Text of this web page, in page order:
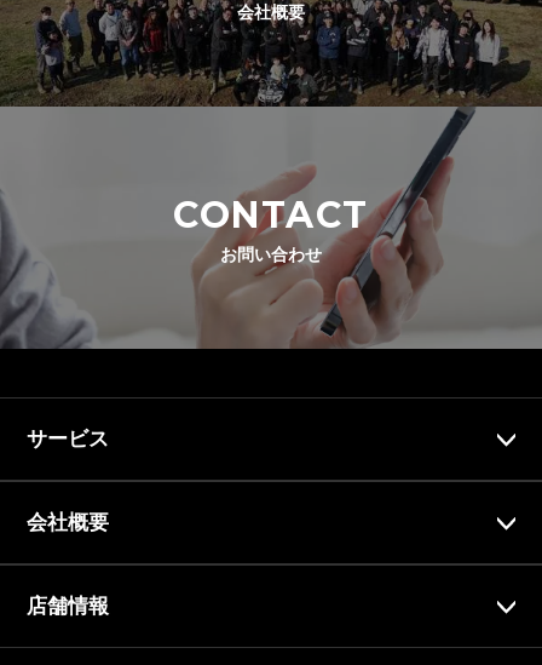
会社概要
CONTACT
お問い合わせ
サービス
会社概要
店舗情報